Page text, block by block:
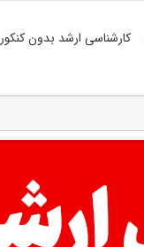
کارشناسی ارشد بدون کنکور